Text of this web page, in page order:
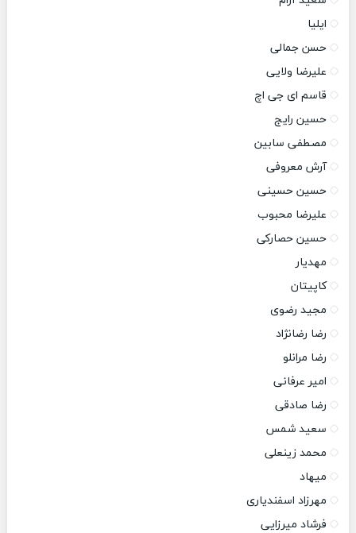
ایلیا
حسن جمالی
علیرضا ولایی
قاسم ای جی اچ
حسین رایج
مصطفی سابین
آرش معروفی
حسین حسینی
علیرضا محبوب
حسین حصارکی
مهدیار
کاپیتان
مجید رضوی
رضا رضانژاد
رضا مرانلو
امیر عرفانی
رضا صادقی
سعید شمس
محمد زینعلی
میهاد
مهرزاد اسفندیاری
فرشاد میرزایی